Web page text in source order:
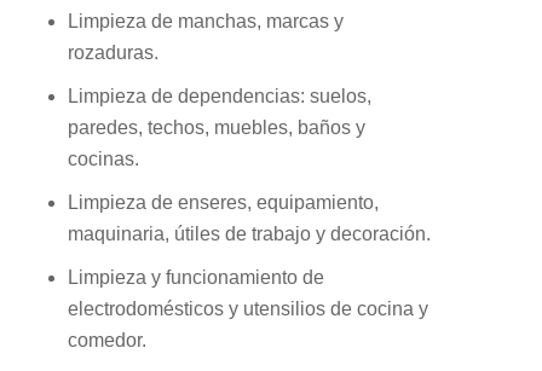
Limpieza de manchas, marcas y
rozaduras.
Limpieza de dependencias: suelos,
paredes, techos, muebles, baños y
cocinas.
Limpieza de enseres, equipamiento,
maquinaria, útiles de trabajo y decoración.
Limpieza y funcionamiento de
electrodomésticos y utensilios de cocina y
comedor.